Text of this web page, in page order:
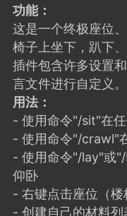
教程
潮涌核心
永久
11-27 02:06
议贴】SodaMC 的
社区的建议
在这里畅所欲言，提
、管理方式等方面
功能：
这是一个终极座位
椅子上坐下，趴下
插件包含许多设置
言文件进行自定义。
用法：
- 使用命令"/sit"在
- 使用命令"/crawl"
- 使用命令"/lay"或
仰卧
- 右键点击座位（
- 创建自己的材料